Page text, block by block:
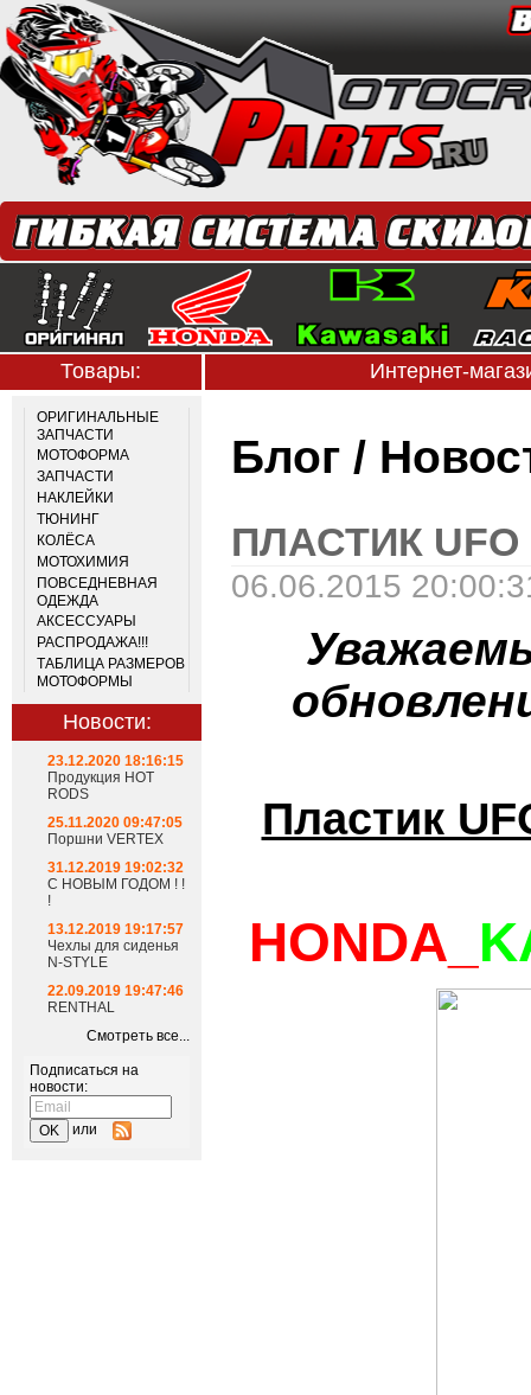
Товары: Интернет-
ОРИГИНАЛЬНЫЕ
ЗАПЧАСТИ
МОТОФОРМА
ЗАПЧАСТИ
НАКЛЕЙКИ
ТЮНИНГ
КОЛЁСА
МОТОХИМИЯ
ПОВСЕДНЕВНАЯ
ОДЕЖДА
АКСЕССУАРЫ
РАСПРОДАЖА!!!
ТАБЛИЦА РАЗМЕРОВ
МОТОФОРМЫ
Новости:
23.12.2020 18:16:15
Продукция HOT
RODS
25.11.2020 09:47:05
Поршни VERTEX
31.12.2019 19:02:32
С НОВЫМ ГОДОМ ! !
!
13.12.2019 19:17:57
Чехлы для сиденья
N-STYLE
22.09.2019 19:47:46
RENTHAL
Смотреть все...
Подписаться на
новости:
или
Блог /
ПЛАСТИК UFO
06.06.2015
Пластик
HONDA_